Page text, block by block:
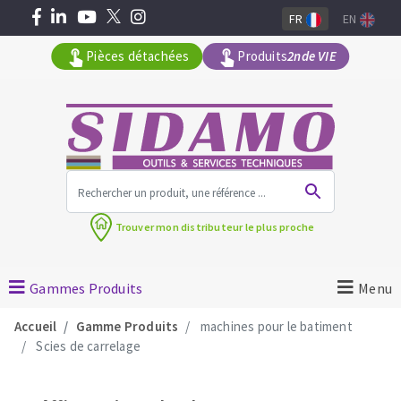
MACHINES POUR LE BATIMENT
Meuleuses angulaires
Surfaceuses à béton
Pièces détachées Produits2nde VIE
FR EN
Trouver mondistributeur le plus proche
Gammes Produits Menu
Accueil Gamme Produits
machines pour le batiment
Scies de carrelage